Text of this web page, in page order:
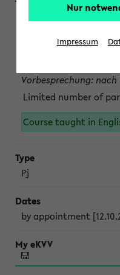
Projektmodul
Persönliche
Vorbesprechung:
Limited number of
Course taught in
Pj
by appointment
Nur
Impressum